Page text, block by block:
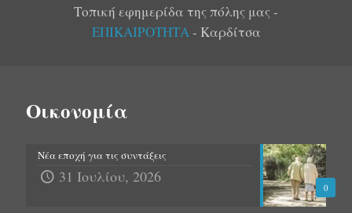
Τοπική εφημερίδα της πόλης μας -
ΕΠΙΚΑΙΡΟΤΗΤΑ- Καρδίτσα
Οικονομία
0
Νέα εποχή για τις συντάξεις
31 Ιουλίου, 2026